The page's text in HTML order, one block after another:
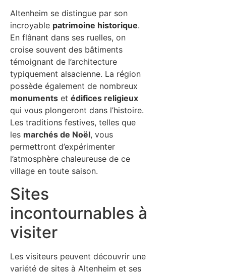
Altenheim se distingue par son
incroyable patrimoine historique.
En flânant dans ses ruelles, on
croise souvent des bâtiments
témoignant de l’architecture
typiquement alsacienne. La région
possède également de nombreux
monuments et édifices religieux
qui vous plongeront dans l’histoire.
Les traditions festives, telles que
les marchés de Noël, vous
permettront d’expérimenter
l’atmosphère chaleureuse de ce
village en toute saison.
Sites
incontournables à
visiter
Les visiteurs peuvent découvrir une
variété de sites à Altenheim et ses